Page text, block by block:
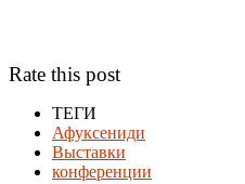
Rate this post
ТЕГИ
Афуксениди
Выставки
конференции